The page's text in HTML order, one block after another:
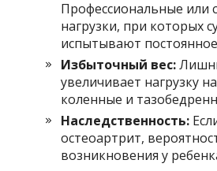
Профессиональные или
нагрузки, при которых
испытывают
Избыточный вес:
увеличивает нагрузку
коленные и
Наследственность:
остеоартрит,
возникновения у